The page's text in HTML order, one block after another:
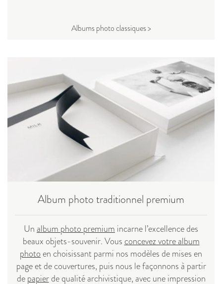
Albums photo classiques >
Album photo traditionnel premium
Unalbum photo premium incarne l’excellence des
beaux objets-souvenir. Vous concevez votre album
photo en choisissant parmi nos modèles de mises en
page et de couvertures, puis nous le façonnons à partir
depapierde qualité archivistique, avec une impression